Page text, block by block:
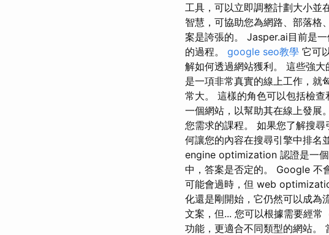
工具，可以立即調整計劃大小
智慧，可協助您為網路、部落格
案是誇張的。 Jasper.ai目前是
的過程。 google seo教學 它可
解如何透過網站獲利。 這些強
是一項非常真實的線上工作，就
常大。 這樣的角色可以包括檢
一個網站，以幫助其在線上發展
您需求的課程。 如果您了解搜
何讓您的內容在搜尋引擎中排名
engine optimization 認證是一
中，答案是否定的。 Google 不
可能會過時，但 web
化還是剛開始，它仍然可以成為
文案，但... 您可以根據需要經
功能，更適合不同類型的網站。